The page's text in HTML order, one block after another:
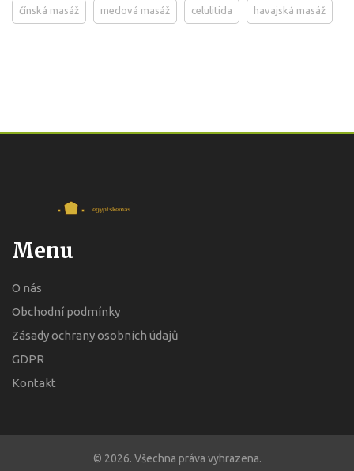
čínská masáž medová masáž celulitida havajská masáž
Menu
O nás
Obchodní podmínky
Zásady ochrany osobních údajů
GDPR
Kontakt
© 2026. Všechna práva vyhrazena.